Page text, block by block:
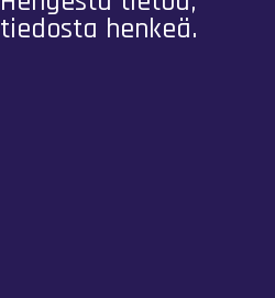
tiedosta henkeä.